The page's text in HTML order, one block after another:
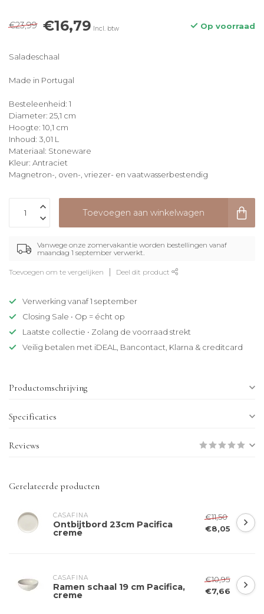
€23,99 €16,79 Incl. btw Op voorraad
Saladeschaal
Made in Portugal
Besteleenheid: 1
Diameter: 25,1 cm
Hoogte: 10,1 cm
Inhoud: 3,01 L
Materiaal: Stoneware
Kleur: Antraciet
Magnetron-, oven-, vriezer- en vaatwasserbestendig
Toevoegen aan winkelwagen
Vanwege onze zomervakantie worden bestellingen vanaf
maandag 1 september verwerkt.
Toevoegen om te vergelijken Deel dit product
Verwerking vanaf 1 september
Closing Sale • Op = écht op
Laatste collectie • Zolang de voorraad strekt
Veilig betalen met iDEAL, Bancontact, Klarna & creditcard
Productomschrijving
Specificaties
Reviews
Gerelateerde producten
CASAFINA
Ontbijtbord 23cm Pacifica
creme
€11,50
€8,05
CASAFINA
Ramen schaal 19 cm Pacifica,
creme
€10,95
€7,66